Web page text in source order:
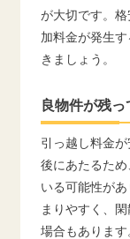
が大切です。
加料金が発生
きましょう。
良物件が残
引っ越し料金
後にあたるた
いる可能性が
まりやすく、
場合もあります